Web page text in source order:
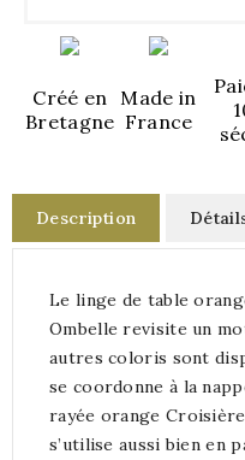
Créé en
Bretagne
Made in
France
Description
Le linge de table
Ombelle revisite un
autres coloris sont
se coordonne à la
rayée orange
s’utilise aussi bien en